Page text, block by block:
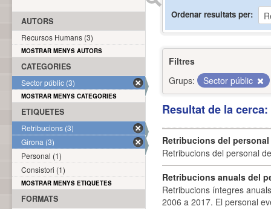
Ordenar resultats per
Filtres
Grups:
Sector públic
Resultat de la
Retribucions del
Retribucions del personal
Retribucions anuals del
Retribucions íntegres
2006 a 2017. El personal
AUTORS
Recursos Humans (3)
MOSTRAR MENYS AUTORS
CATEGORIES
Sector públic (3)
MOSTRAR MENYS CATEGORIES
ETIQUETES
Retribucions (3)
Girona (3)
Personal (1)
Consistori (1)
MOSTRAR MENYS ETIQUETES
FORMATS